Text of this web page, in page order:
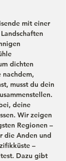
mit einer
dichten
nachdem,
musst du dein
deine
Wir zeigen
Regionen –
die Anden und
–
Dazu gibt